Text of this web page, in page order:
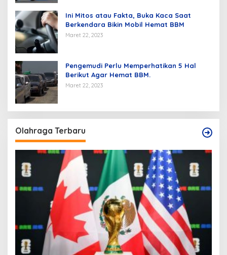
Ini Mitos atau Fakta, Buka Kaca Saat
Berkendara Bikin Mobil Hemat BBM
Maret 22, 2023
Pengemudi Perlu Memperhatikan 5 Hal
Berikut Agar Hemat BBM.
Maret 22, 2023
Olahraga Terbaru